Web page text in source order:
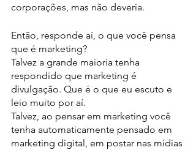
corporações, mas não deveria.
Então, responde aí, o que você pensa
que é marketing?
Talvez a grande maioria tenha
respondido que marketing é
divulgação. Que é o que eu escuto e
leio muito por aí.
Talvez, ao pensar em marketing você
tenha automaticamente pensado em
marketing digital, em postar nas mídias